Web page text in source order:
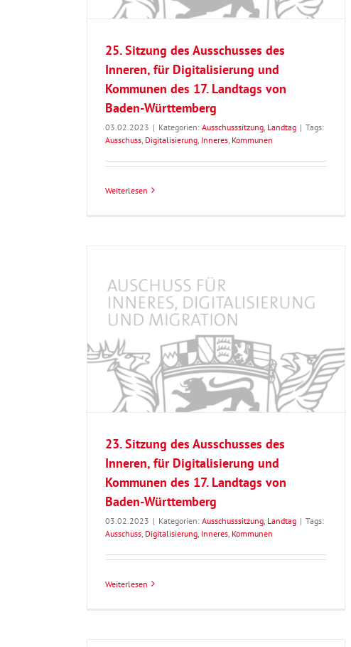
25. Sitzung des Ausschusses des
Inneren, für Digitalisierung und
Kommunen des 17. Landtags von
Baden-Württemberg
03.02.2023 | Kategorien: Ausschusssitzung Landtag | Tags:
Ausschuss Digitalisierung Inneres Kommunen
Weiterlesen
23. Sitzung des Ausschusses des
Inneren, für Digitalisierung und
Kommunen des 17. Landtags von
Baden-Württemberg
03.02.2023 | Kategorien: Ausschusssitzung Landtag | Tags:
Ausschuss Digitalisierung Inneres Kommunen
Weiterlesen
22. Sitzung des Ausschusses des Inneren, für
Digitalisierung und Kommunen des 17. Landtags
von Baden-Württemberg